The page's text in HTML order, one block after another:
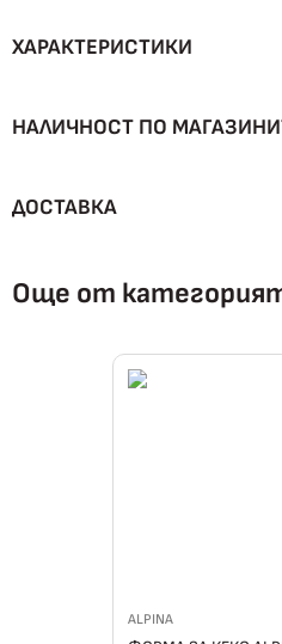
ХАРАКТЕРИСТИКИ
НАЛИЧНОСТ ПО
ДОСТАВКА
Още от
ALPINA